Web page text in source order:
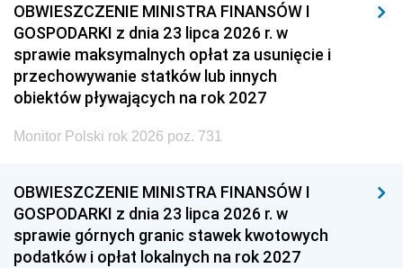
OBWIESZCZENIE MINISTRA FINANSÓW I
GOSPODARKI z dnia 23 lipca 2026 r. w
sprawie maksymalnych opłat za usunięcie i
przechowywanie statków lub innych
obiektów pływających na rok 2027
Monitor Polski rok 2026 poz. 731
OBWIESZCZENIE MINISTRA FINANSÓW I
GOSPODARKI z dnia 23 lipca 2026 r. w
sprawie górnych granic stawek kwotowych
podatków i opłat lokalnych na rok 2027